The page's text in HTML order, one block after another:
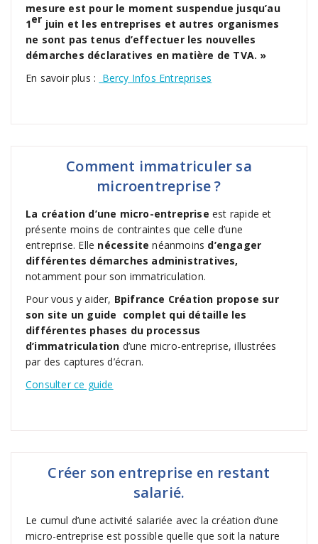
mesure est pour le moment suspendue jusqu’au
1er juin et les entreprises et autres organismes
ne sont pas tenus d’effectuer les nouvelles
démarches déclaratives en matière de TVA. »
En savoir plus : Bercy Infos Entreprises
Comment immatriculer sa
microentreprise ?
La création d’une micro-entreprise est rapide et
présente moins de contraintes que celle d’une
entreprise. Elle nécessite néanmoins d’engager
différentes démarches administratives,
notamment pour son immatriculation.
Pour vous y aider, Bpifrance Création propose sur
son site un guide complet qui détaille les
différentes phases du processus
d’immatriculation d’une micro-entreprise, illustrées
par des captures d’écran.
Consulter ce guide
Créer son entreprise en restant
salarié.
Le cumul d’une activité salariée avec la création d’une
micro-entreprise est possible quelle que soit la nature